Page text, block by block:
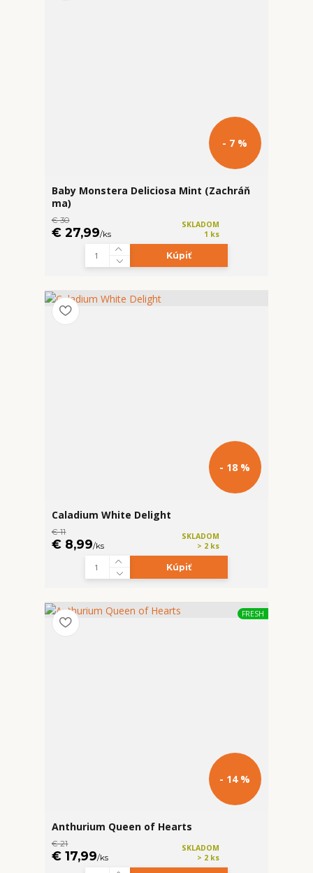
- 7 %
Baby Monstera Deliciosa Mint (Zachráň
ma)
€ 30
€ 27,99/ks
SKLADOM
1 ks
Kúpiť
- 18 %
Caladium White Delight
€ 11
€ 8,99/ks
SKLADOM
> 2 ks
Kúpiť
FRESH
- 14 %
Anthurium Queen of Hearts
€ 21
€ 17,99/ks
SKLADOM
> 2 ks